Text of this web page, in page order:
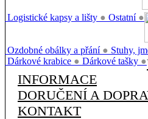
Logistické kapsy a lišty ● Ostatní ●
Ozdobné obálky a přání ● Stuhy,
Dárkové krabice ● Dárkové tašky ●
INFORMACE
DORUČENÍ A
KONTAKT